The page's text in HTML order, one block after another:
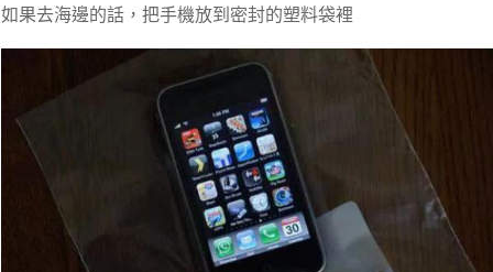
如果去海邊的話，把手機放到密封的塑料袋裡